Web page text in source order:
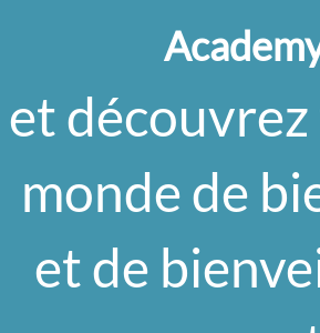
et
monde de
et de